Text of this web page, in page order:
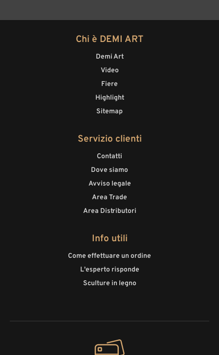
Chi è DEMI ART
Demi Art
Video
Fiere
Highlight
Sitemap
Servizio clienti
Contatti
Dove siamo
Avviso legale
Area Trade
Area Distributori
Info utili
Come effettuare un ordine
L'esperto risponde
Sculture in legno